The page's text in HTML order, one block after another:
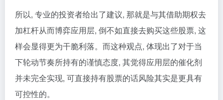
所以, 专业的投资者给出了建议, 那就是与其借助期权去
加杠杆从而博弈应用层, 倒不如直接去购买这些股票, 这
样会显得更为干脆利落。而这种观点, 体现出了对于当
下轮动节奏所持有的谨慎态度, 其觉得应用层的催化剂
并未完全实现, 可直接持有股票的话风险其实是更具有
可控性的。